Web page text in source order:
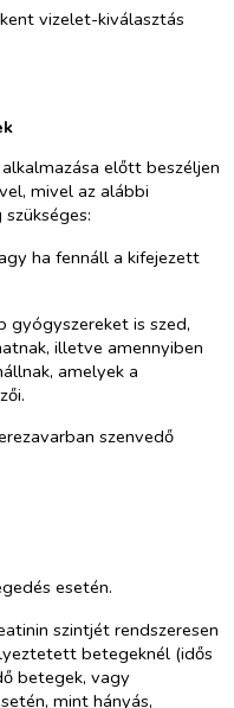
vizelet-kiválasztás
előtt beszéljen
mivel az alábbi
ha fennáll a kifejezett
gyógyszereket is szed,
illetve amennyiben
amelyek a
szenvedő
esetén.
szintjét rendszeresen
betegeknél (idős
betegek, vagy
mint hányás,